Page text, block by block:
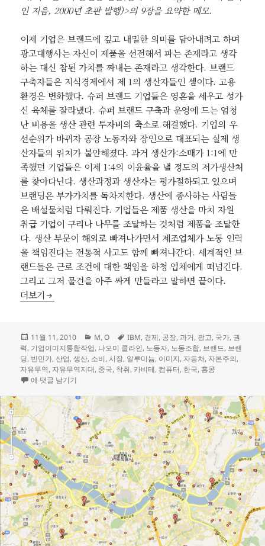
인 지음, 2000년 초판 발행)>의 9장을 요약한 메모.
이제 기업은 브랜드에 깊고 내밀한 의미를 담아내려고 하며
광고대행사는 자신이 제품을 선전해서 파는 존재라고 생각
하는 대신 참된 가치를 짜내는 존재라고 생각한다. 브랜드
구축자들은 지식경제에서 제 1의 생산자들인 셈이다. 고용
환경은 변화했다. 슈퍼 브랜드 기업들은 영혼을 세우고 성가
신 육체를 잘라냈다. 슈퍼 브랜드 구축과 운영에 드는 엄청
난 비용을 생산 관련 투자비의 축소로 해결했다. 기업의 우
선순위가 바뀌자 공장 노동자와 장인으로 대표되는 실제 생
산자들의 위치가 불안해졌다. 과거 생산가:소매가 1:1에 만
족했던 기업들은 이제 1:4의 이윤율을 낼 정도의 저가생산처
를 찾아다닌다. 생산과정과 생산자는 평가절하되고 있으며
브랜딩은 부가가치를 독차지한다. 생산에 종사하는 사람들
은 배설물처럼 다뤄진다. 기업들은 제품 생산을 마치 자원
취급 기업이 구리나 나무를 조달하는 것처럼 제품을 조달한
다. 생산 부문이 해외로 빠져나가면서 제조업체가 노동 인력
을 책임진다는 전통적 사고도 함께 빠져나간다. 세계적인 브
랜드들은 근로 조건에 대한 책임을 하청 업체에게 떠넘긴다.
그리고 그저 물건을 아주 싸게 만들라고 말하면 끝이다.
No Logo: 공장 폐쇄
더보기
작
성
일
자
11월 11, 2010
카
테
고
리
M,O
태
그
IBM, 경제, 공장,과거, 광고, 국가, 권
력, 기업이미지통합작업, 나오미 클라인, 노동자, 노동조합, 브랜드, 브랜
딩, 빈민가,산업,생산, 소비, 시장, 알루미늄, 이미지, 자동차, 자본주의,
자유무역, 자유무역지대, 중국, 착취, 카비테, 컴퓨터, 한국, 홍콩
No Logo: 공장 폐쇄
에 댓글 남기기